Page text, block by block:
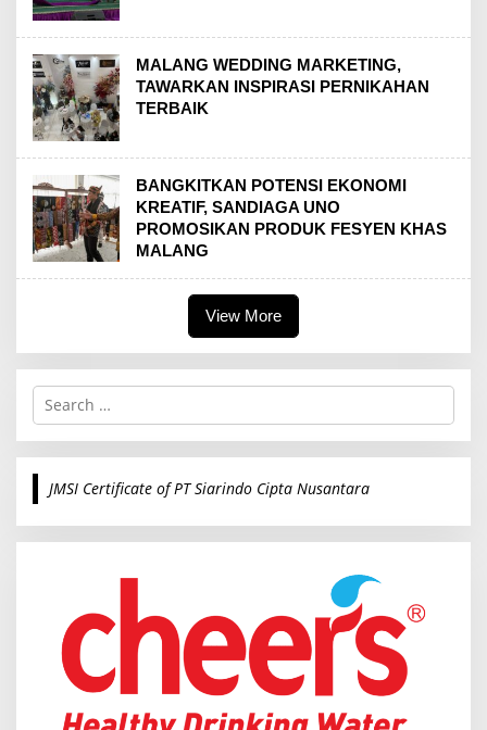
MALANG WEDDING MARKETING,
TAWARKAN INSPIRASI PERNIKAHAN
TERBAIK
BANGKITKAN POTENSI EKONOMI
KREATIF, SANDIAGA UNO
PROMOSIKAN PRODUK FESYEN KHAS
MALANG
View More
S
r
c
o
JMSI Certificate of PT Siarindo Cipta Nusantara